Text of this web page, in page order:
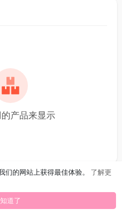
们的网站上获得最佳体验。 了解更
知道了
产品来显示